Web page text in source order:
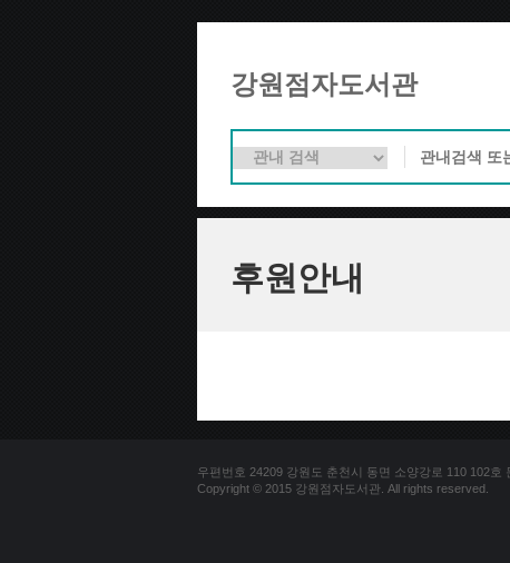
강원점자도서관
후원안내
우편번호 24209 강원도 춘천시 동면 소양강로 110 102
Copyright © 2015 강원점자도서관. All rights reserved.